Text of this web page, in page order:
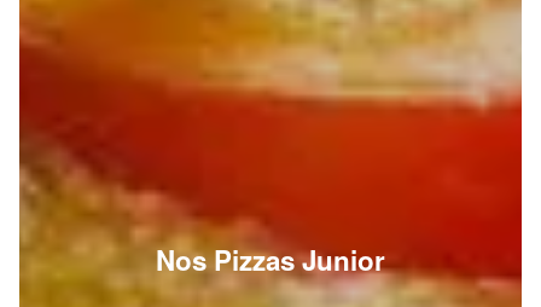
Nos Pizzas Junior